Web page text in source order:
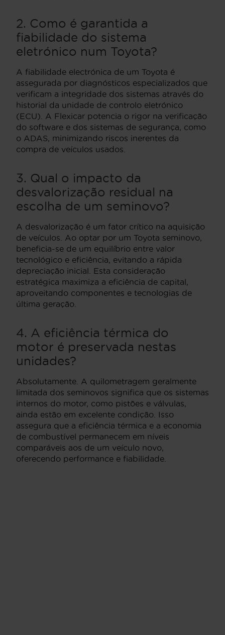
2. Como é garantida a
fiabilidade do sistema
eletrónico num Toyota?
A fiabilidade electrónica de um Toyota é
assegurada por diagnósticos especializados que
verificam a integridade dos sistemas através do
historial da unidade de controlo eletrónico
(ECU). A Flexicar potencia o rigor na verificação
do software e dos sistemas de segurança, como
o ADAS, minimizando riscos inerentes da
compra de veículos usados.
3. Qual o impacto da
desvalorização residual na
escolha de um seminovo?
A desvalorização é um fator crítico na aquisição
de veículos. Ao optar por um Toyota seminovo,
beneficia-se de um equilíbrio entre valor
tecnológico e eficiência, evitando a rápida
depreciação inicial. Esta consideração
estratégica maximiza a eficiência de capital,
aproveitando componentes e tecnologias de
última geração.
4. A eficiência térmica do
motor é preservada nestas
unidades?
Absolutamente. A quilometragem geralmente
limitada dos seminovos significa que os sistemas
internos do motor, como pistões e válvulas,
ainda estão em excelente condição. Isso
assegura que a eficiência térmica e a economia
de combustível permanecem em níveis
comparáveis aos de um veículo novo,
oferecendo performance e fiabilidade.